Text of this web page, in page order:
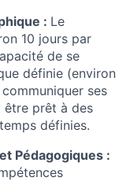
: Le
10 jours par
de se
définie (environ
ses
être prêt à des
définies.
Pédagogiques :